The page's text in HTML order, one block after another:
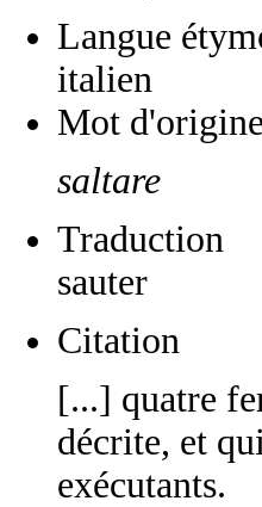
Langue
italien
Mot d'origine
saltare
Traduction
sauter
Citation
[...] quatre
décrite, et
exécutants.